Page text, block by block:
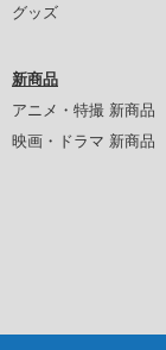
グッズ
新商品
アニメ・特撮 新商品
映画・ドラマ 新商品